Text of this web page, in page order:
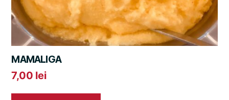
MAMALIGA
7,00 lei